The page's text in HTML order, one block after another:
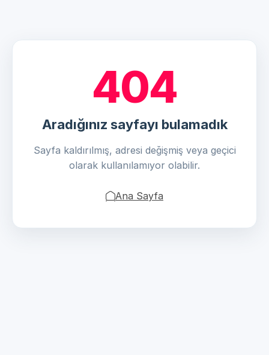
404
Aradığınız sayfayı bulamadık
Sayfa kaldırılmış, adresi değişmiş veya geçici
olarak kullanılamıyor olabilir.
Ana Sayfa